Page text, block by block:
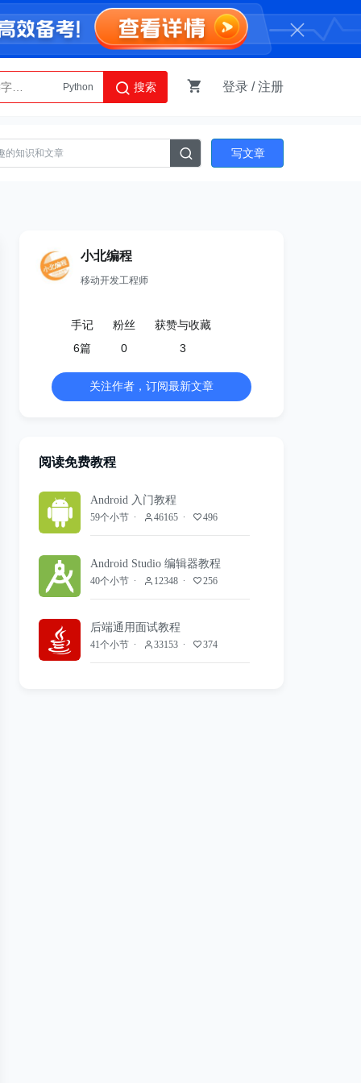
Python
AI智能体
搜索 登录 /注册
写文章
小北编程
移动开发工程师
手记
6篇
粉丝
0
获赞与收藏
3
关注作者，订阅最新文章
阅读免费教程
Android 入门教程
59个小节 46165 496
Android Studio 编辑器教程
40个小节 12348 256
后端通用面试教程
41个小节 33153 374